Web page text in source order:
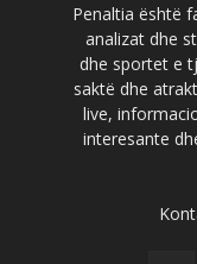
Penaltia është
analizat dhe
dhe sportet e
saktë dhe
live,
interesante